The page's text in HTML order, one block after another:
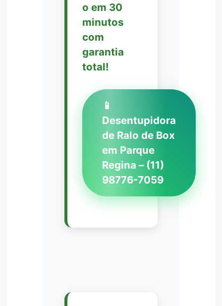
o em 30
minutos
com
garantia
total!
📱
Desentupidora
de Ralo de Box
em Parque
Regina – (11)
98776-7059